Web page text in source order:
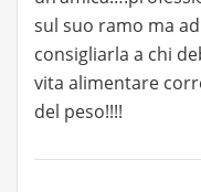
sul suo ramo ma
consigliarla a chi
vita alimentare
del peso!!!!